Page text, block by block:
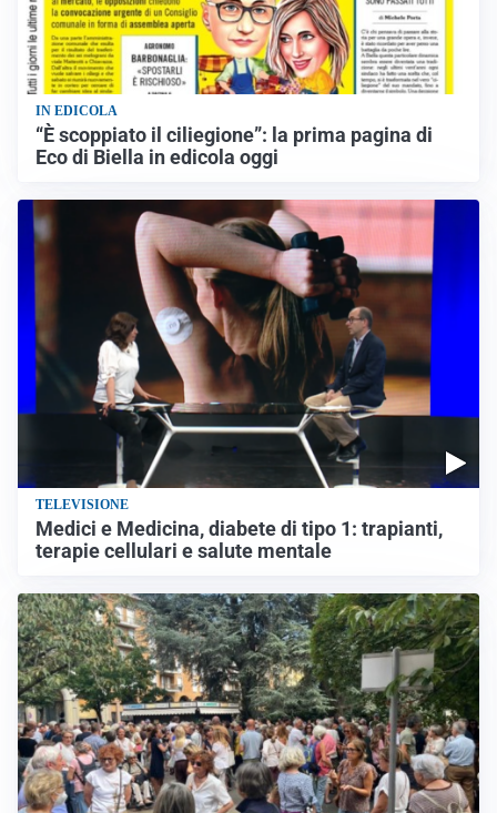
IN EDICOLA
“È scoppiato il ciliegione”: la prima pagina di
Eco di Biella in edicola oggi
TELEVISIONE
Medici e Medicina, diabete di tipo 1: trapianti,
terapie cellulari e salute mentale